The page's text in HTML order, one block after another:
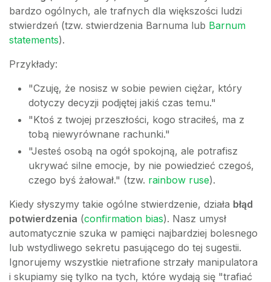
bardzo ogólnych, ale trafnych dla większości ludzi
stwierdzeń (tzw. stwierdzenia Barnuma lub Barnum
statements).
Przykłady:
"Czuję, że nosisz w sobie pewien ciężar, który
dotyczy decyzji podjętej jakiś czas temu."
"Ktoś z twojej przeszłości, kogo straciłeś, ma z
tobą niewyrównane rachunki."
"Jesteś osobą na ogół spokojną, ale potrafisz
ukrywać silne emocje, by nie powiedzieć czegoś,
czego byś żałował." (tzw. rainbow ruse).
Kiedy słyszymy takie ogólne stwierdzenie, działa błąd
potwierdzenia (confirmation bias). Nasz umysł
automatycznie szuka w pamięci najbardziej bolesnego
lub wstydliwego sekretu pasującego do tej sugestii.
Ignorujemy wszystkie nietrafione strzały manipulatora
i skupiamy się tylko na tych, które wydają się "trafiać